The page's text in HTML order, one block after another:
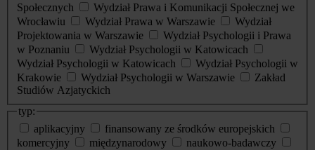
Społecznych
Wydział Prawa i Komunikacji Społecznej we
Wrocławiu
Wydział Prawa w Warszawie
Wydział
Projektowania w Warszawie
Wydział Psychologii i Prawa
w Poznaniu
Wydział Psychologii w Katowicach
Wydział Psychologii w Katowicach
Wydział Psychologii w
Krakowie
Wydział Psychologii w Warszawie
Zakład
Studiów Azjatyckich
typ:
aplikacyjny
finansowany ze środków europejskich
komercyjny
międzynarodowy
naukowo-badawczy